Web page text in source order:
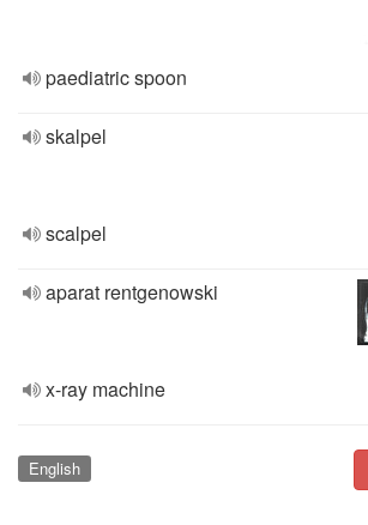
paediatric spoon
skalpel
scalpel
aparat rentgenowski
x-ray machine
English